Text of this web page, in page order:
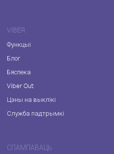
VIBER
Функцыі
Блог
Бяспека
Viber Out
Цэны на выклікі
Служба падтрымкі
СПАМПАВАЦЬ